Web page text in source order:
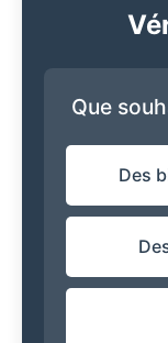
Que
Des